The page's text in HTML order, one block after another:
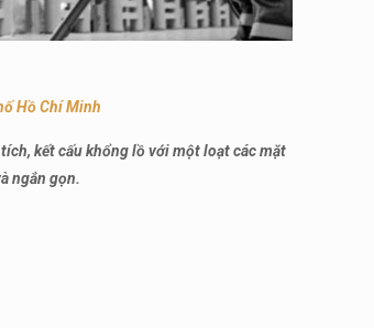
Hồ Chí Minh
kết cấu khổng lồ với một loạt các mặt
ngắn gọn.